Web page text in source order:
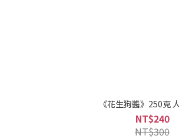
《花生狗醬》250克
NT$240
NT$300